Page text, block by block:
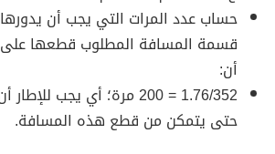
حساب عدد المرات التي يجب أن
قسمة المسافة المطلوب قطعها على
أن:
حتى يتمكن من قطع هذه المسافة.